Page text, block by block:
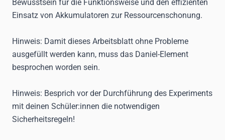
Bewusstsein für die Funktionsweise und den effizienten
Einsatz von Akkumulatoren zur Ressourcenschonung.
Hinweis: Damit dieses Arbeitsblatt ohne Probleme
ausgefüllt werden kann, muss das Daniel-Element
besprochen worden sein.
Hinweis: Besprich vor der Durchführung des Experiments
mit deinen Schüler:innen die notwendigen
Sicherheitsregeln!